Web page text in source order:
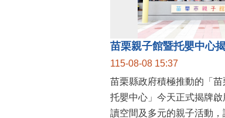
115-08-08 15:37
苗栗縣政府積極推動的「
托嬰中心」今天正式揭牌
讀空間及多元的親子活動